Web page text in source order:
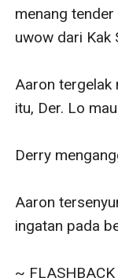
menang
uwow dari Kak
Aaron tergelak
itu, Der. Lo
Derry
Aaron
ingatan pada
~